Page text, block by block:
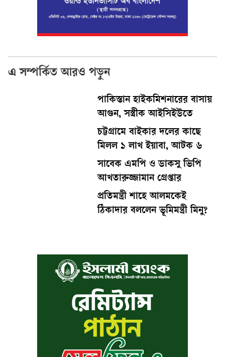
এ সম্পর্কিত আরও পড়ুন
পাকিস্তান হাইকমিশনারের বাসায়
আগুন, সস্ত্রীক আইসিইউতে
চট্টগ্রামে বাইকার দলের কাছে
মিলল ১ লাখ ইয়াবা, আটক ৬
সাবেক এমপি ও ডাকসু ভিপি
আখতারুজ্জামান গ্রেপ্তার
প্রতিমন্ত্রী শাহে আলমকেই
ঠিকাদার বললেন ভূমিমন্ত্রী মিনু?